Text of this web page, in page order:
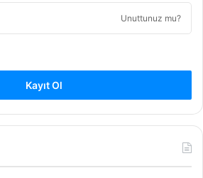
Unuttunuz mu?
Kayıt Ol